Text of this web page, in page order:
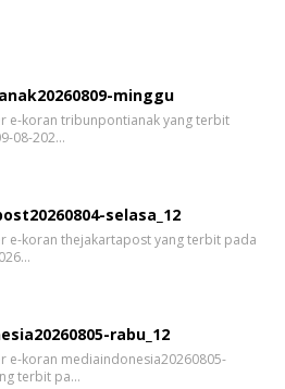
minggu
e-koran tribunpontianak yang terbit
08-202…
selasa_12
e-koran thejakartapost yang terbit pada
rabu_12
e-koran mediaindonesia20260805-
terbit pa…